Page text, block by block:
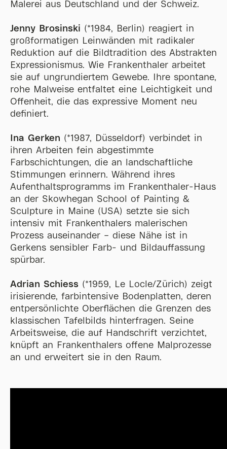
Malerei aus Deutschland und der Schweiz.
Jenny Brosinski (*1984, Berlin) reagiert in
großformatigen Leinwänden mit radikaler
Reduktion auf die Bildtradition des Abstrakten
Expressionismus. Wie Frankenthaler arbeitet
sie auf ungrundiertem Gewebe. Ihre spontane,
rohe Malweise entfaltet eine Leichtigkeit und
Offenheit, die das expressive Moment neu
definiert.
Ina Gerken (*1987, Düsseldorf) verbindet in
ihren Arbeiten fein abgestimmte
Farbschichtungen, die an landschaftliche
Stimmungen erinnern. Während ihres
Aufenthaltsprogramms im Frankenthaler-Haus
an der Skowhegan School of Painting &
Sculpture in Maine (USA) setzte sie sich
intensiv mit Frankenthalers malerischen
Prozess auseinander – diese Nähe ist in
Gerkens sensibler Farb- und Bildauffassung
spürbar.
Adrian Schiess (*1959, Le Locle/Zürich) zeigt
irisierende, farbintensive Bodenplatten, deren
entpersönlichte Oberflächen die Grenzen des
klassischen Tafelbilds hinterfragen. Seine
Arbeitsweise, die auf Handschrift verzichtet,
knüpft an Frankenthalers offene Malprozesse
an und erweitert sie in den Raum.